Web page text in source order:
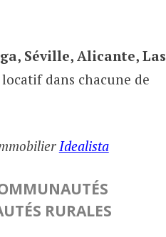
Séville, Alicante, Las
dans chacune de
Idealista
RURALES